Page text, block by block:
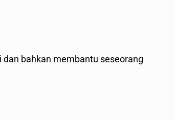
bahkan membantu seseorang